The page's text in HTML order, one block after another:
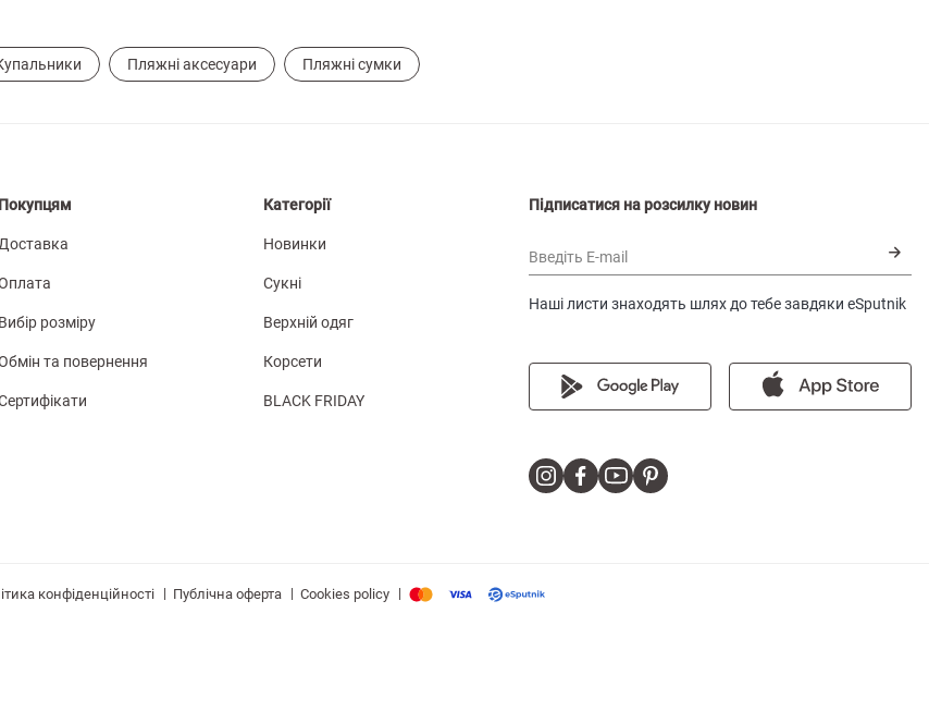
Пляжні аксесуари Пляжні сумки
Покупцям
Доставка
Вибір розміру
та повернення
Категорії
Новинки
Сукні
Верхній одяг
Корсети
BLACK FRIDAY
Підписатися на розсилку новин
Введіть E-mail
Наші листи знаходять шлях до тебе завдяки eSputnik
конфіденційності | Публічна оферта | Cookies policy |